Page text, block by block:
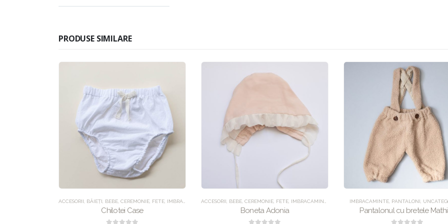
PRODUSE SIMILARE
ACCESORII BĂIEȚI BEBE CEREMONIE FETE IMBRACAMINTE ,UNCATEGORIZED
Chilotei Case
ACCESORII BEBE CEREMONIE FETE IMBRACAMINTE UNCATEGORIZED
Boneta Adonia
IMBRACAMINTE, PANTALONI
Pantalonul cu bretele